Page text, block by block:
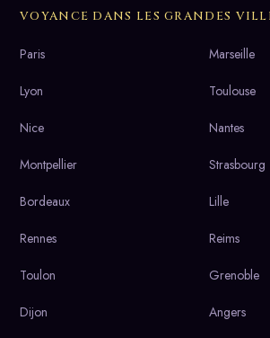
VOYANCE DANS LES GRANDES
Paris Marseille
Lyon Toulouse
Nice Nantes
Montpellier Strasbourg
Bordeaux Lille
Rennes Reims
Toulon Grenoble
Dijon Angers